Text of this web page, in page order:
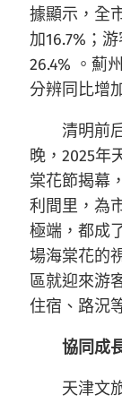
據顯示，全
加16.7%；
26.4% 。薊
分辨同比增
清明前
晚，2025年
棠花節揭幕
利間里，為
極端，都成
場海棠花的
區就迎來游
住宿、路況
協同成
天津文